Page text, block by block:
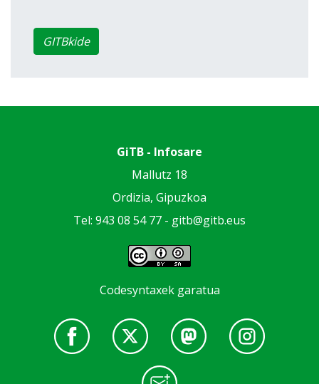
GITBkide
GiTB - Infosare
Mallutz 18
Ordizia, Gipuzkoa
Tel: 943 08 54 77 - gitb@gitb.eus
Codesyntaxek garatua